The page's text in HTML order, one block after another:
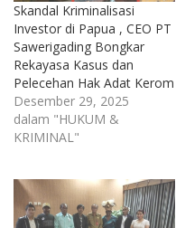
Skandal Kriminalisasi
Investor di Papua , CEO PT
Sawerigading Bongkar
Rekayasa Kasus dan
Pelecehan Hak Adat Kerom
Desember 29, 2025
dalam "HUKUM &
KRIMINAL"